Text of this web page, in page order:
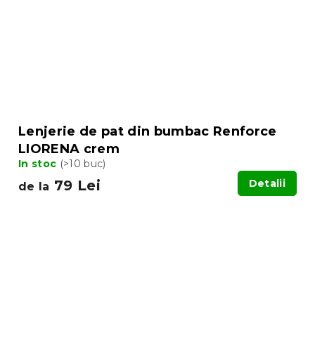
Lenjerie de pat din bumbac Renforce
LIORENA crem
In stoc (>10 buc)
de la 79 Lei Detalii